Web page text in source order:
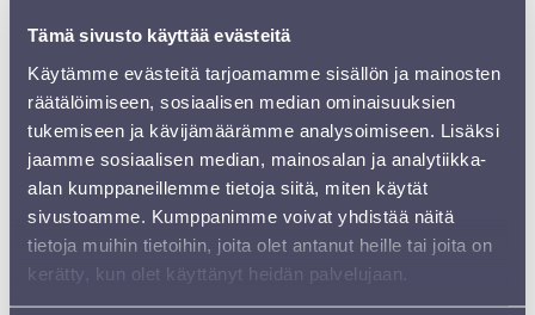
Tämä sivusto käyttää evästeitä
Käytämme evästeitä tarjoamamme sisällön ja mainosten
räätälöimiseen, sosiaalisen median ominaisuuksien
tukemiseen ja kävijämäärämme analysoimiseen. Lisäksi
jaamme sosiaalisen median, mainosalan ja analytiikka-
alan kumppaneillemme tietoja siitä, miten käytät
sivustoamme. Kumppanimme voivat yhdistää näitä
tietoja muihin tietoihin, joita olet antanut heille tai joita on
kerätty, kun olet käyttänyt heidän palvelujaan.
kotisalia juhlitaan näyttävästi. Syntymäpäiväkonsertissa
kuullaanKaija Saariahonviimeiseksi jäänyt teos,
trumpettikonserttoHUSH. Juhlan huipentavat
SibeliuksenKullervoja Ylioppilaskunnan Laulajat.
Pääsiäisen viettoon siirrytäänPeter Whelaninjohtaman
hiljaisen viikon konsertissa, jonka ohjelmassa on
MozartinRequiem. Lisää upeaa kuorosointia kuullaan
Dalia Stasevskan ylikapellimestarikauden
päätöskonsertissa, jonka ohjelmaksi hän on
valinnutGiuseppe VerdinsuurteoksenMessa da